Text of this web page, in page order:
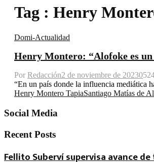
Tag : Henry
Domi-Actualidad
Henry Montero: “Alofoke es
Por Redacción2 de noviembre de 20230
“En un país donde la influencia mediática
Henry Montero TapiaSantiago Matías de
Social Media
Recent Posts
Fellito Suberví supervisa avance